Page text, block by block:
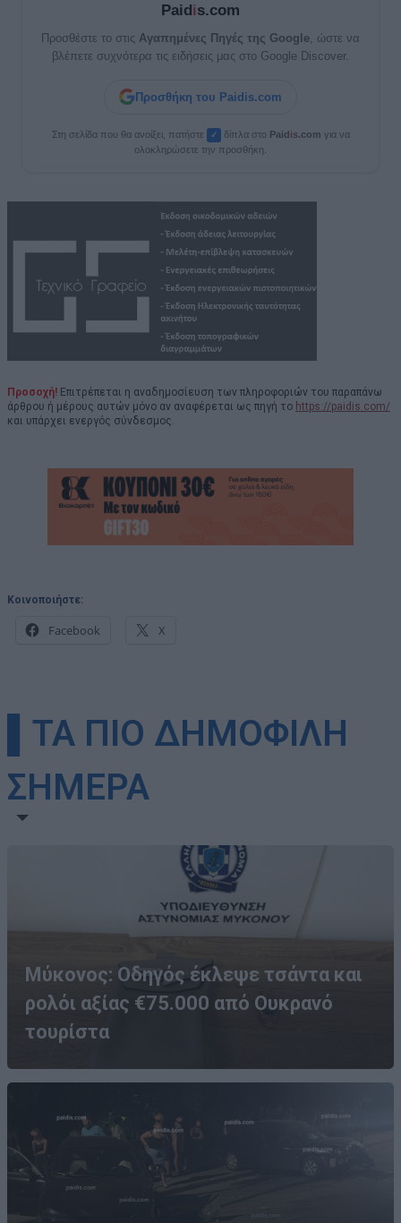
Paidis.com
Προσθέστε το στις Αγαπημένες Πηγές της Google , ώστε να
βλέπετε συχνότερα τις ειδήσεις μας στο Google Discover.
Προσθήκη του Paidis.com
Στη σελίδα που θα ανοίξει, πατήστε ✓ δίπλα στο Paidis.com για να
ολοκληρώσετε την προσθήκη.
Προσοχή! Επιτρέπεται η αναδημοσίευση των πληροφοριών του παραπάνω
άρθρου ή μέρους αυτών μόνο αν αναφέρεται ως πηγή το https://paidis.com/
και υπάρχει ενεργός σύνδεσμος.
Κοινοποιήστε:
Facebook X
▌ΤΑ ΠΙΟ ΔΗΜΟΦΙΛΗ
ΣΗΜΕΡΑ
Μύκονος: Οδηγός έκλεψε τσάντα και
ρολόι αξίας €75.000 από Ουκρανό
τουρίστα